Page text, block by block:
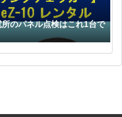
のパネル点検はこれ1台で